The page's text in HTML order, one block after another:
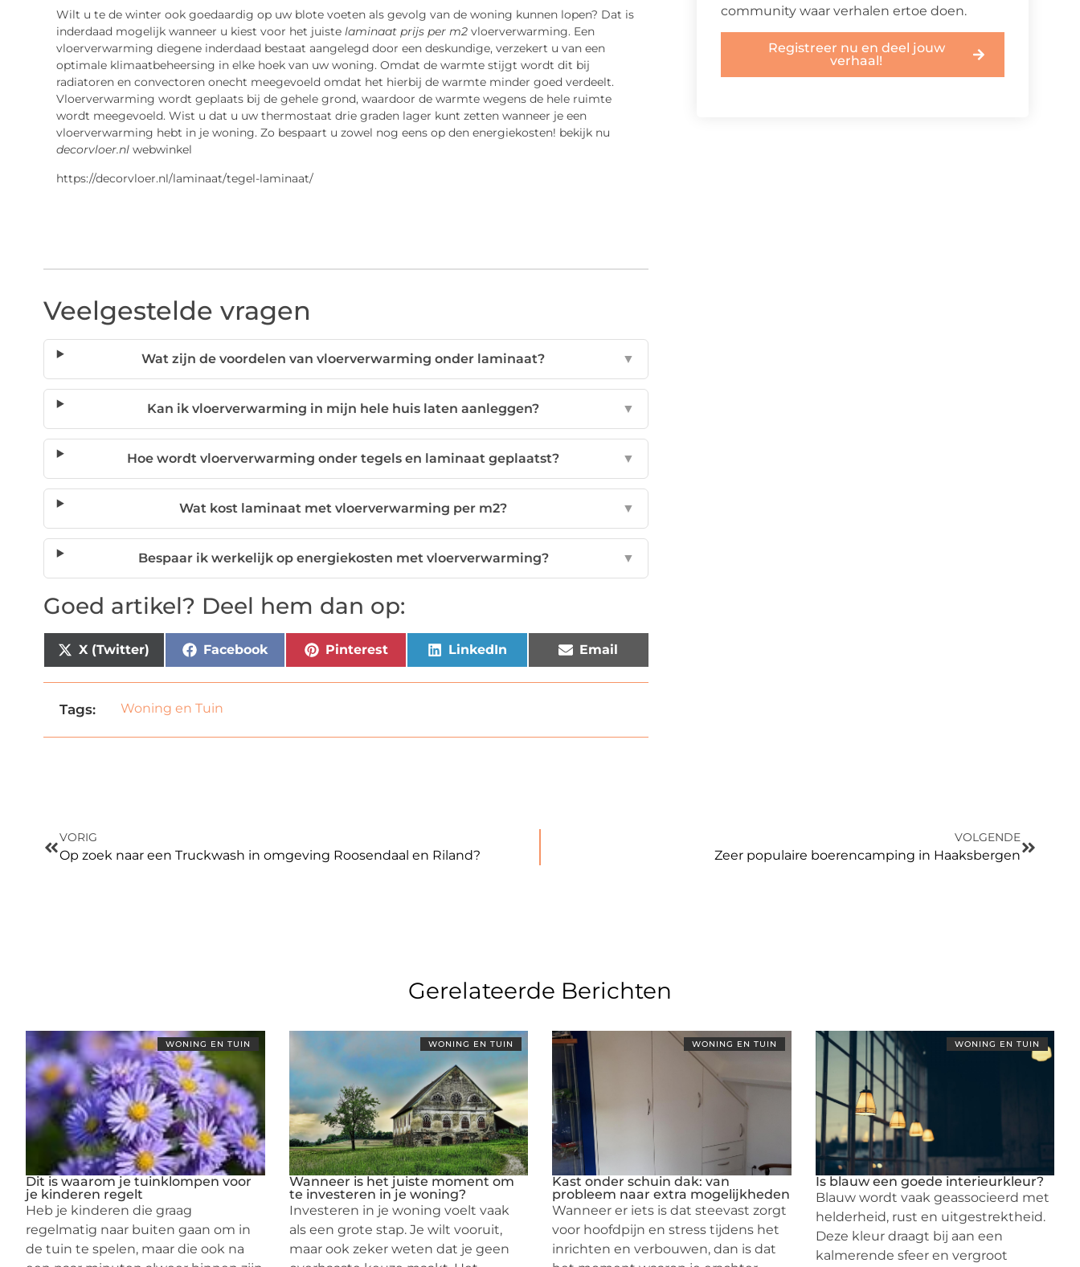
Wilt u te de winter ook goedaardig op uw blote voeten als gevolg van de woning kunnen lopen? Dat is
inderdaad mogelijk wanneer u kiest voor het juiste laminaat prijs per m2vloerverwarming. Een
vloerverwarming diegene inderdaad bestaat aangelegd door een deskundige, verzekert u van een
optimale klimaatbeheersing in elke hoek van uw woning. Omdat de warmte stijgt wordt dit bij
radiatoren en convectoren onecht meegevoeld omdat het hierbij de warmte minder goed verdeelt.
Vloerverwarming wordt geplaats bij de gehele grond, waardoor de warmte wegens de hele ruimte
wordt meegevoeld. Wist u dat u uw thermostaat drie graden lager kunt zetten wanneer je een
vloerverwarming hebt in je woning. Zo bespaart u zowel nog eens op den energiekosten! bekijk nu
decorvloer.nlwebwinkel
https://decorvloer.nl/laminaat/tegel-laminaat/
Veelgestelde vragen
Wat zijn de voordelen van vloerverwarming onder laminaat? ▼
Kan ik vloerverwarming in mijn hele huis laten aanleggen? ▼
Hoe wordt vloerverwarming onder tegels en laminaat geplaatst? ▼
Wat kost laminaat met vloerverwarming per m2? ▼
Bespaar ik werkelijk op energiekosten met vloerverwarming? ▼
Goed artikel? Deel hem dan op:
X (Twitter) Facebook Pinterest LinkedIn Email
Tags: Woning en Tuin
community waar verhalen ertoe doen.
Registreer nu en deel jouw
verhaal!
VORIG
Op zoek naar een Truckwash in omgeving Roosendaal en Riland?
VOLGENDE
Zeer populaire boerencamping in Haaksbergen
Gerelateerde Berichten
WONING EN TUIN
Dit is waarom je tuinklompen voor
je kinderen regelt
Heb je kinderen die graag
regelmatig naar buiten gaan om in
de tuin te spelen, maar die ook na
WONING EN TUIN
Wanneer is het juiste moment om
te investeren in je woning?
Investeren in je woning voelt vaak
als een grote stap. Je wilt vooruit,
maar ook zeker weten dat je geen
WONING EN TUIN
Kast onder schuin dak: van
probleem naar extra mogelijkheden
Wanneer er iets is dat steevast zorgt
voor hoofdpijn en stress tijdens het
inrichten en verbouwen, dan is dat
WONING EN TUIN
Is blauw een goede interieurkleur?
Blauw wordt vaak geassocieerd met
helderheid, rust en uitgestrektheid.
Deze kleur draagt bij aan een
kalmerende sfeer en vergroot